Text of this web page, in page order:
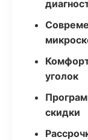
уголок
скидки